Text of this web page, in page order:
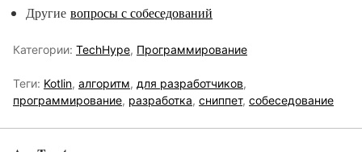
Другие вопросы с собеседований
Категории: TechHype, Программирование
Теги: Kotlin, алгоритм, для разработчиков,
программирование, разработка, сниппет, собеседование